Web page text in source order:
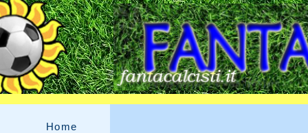
Home